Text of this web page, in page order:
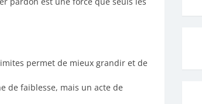
permet de mieux grandir et de
de faiblesse, mais un acte de